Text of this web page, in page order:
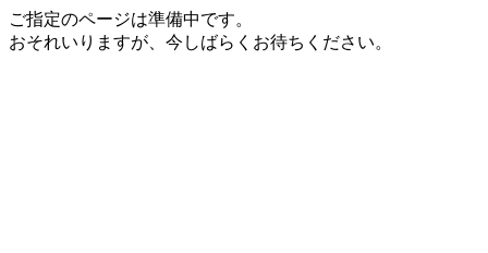
ご指定のページは準備中です。
おそれいりますが、今しばらくお待ちください。